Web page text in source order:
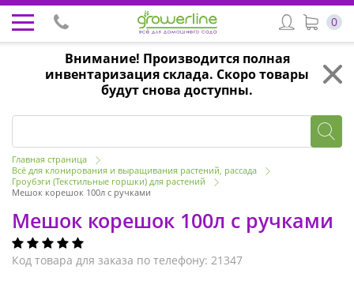
Внимание! Производится полная
инвентаризация склада. Скоро товары
будут снова доступны.
0
Главная страница
Всё для клонирования и выращивания растений, рассада
Гроубэги (Текстильные горшки) для растений
Мешок корешок 100л с ручками
Мешок корешок 100л с ручками
Код товара для заказа по телефону: 21347